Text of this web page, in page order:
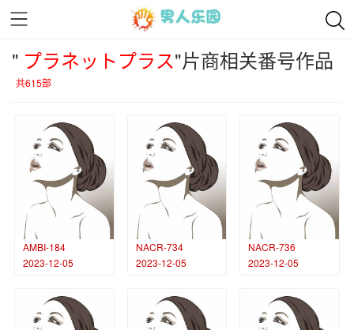
" プラネットプラス"片商相关番号作品
共615部
AMBI-184
2023-12-05
NACR-734
2023-12-05
NACR-736
2023-12-05